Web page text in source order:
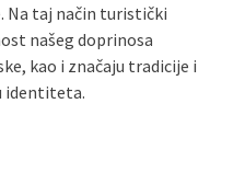
Na taj način turistički
našeg doprinosa
kao i značaju tradicije i
identiteta.